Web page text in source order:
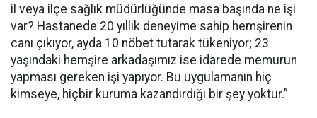
il veya ilçe sağlık müdürlüğünde masa başında ne işi
var? Hastanede 20 yıllık deneyime sahip hemşirenin
canı çıkıyor, ayda 10 nöbet tutarak tükeniyor; 23
yaşındaki hemşire arkadaşımız ise idarede memurun
yapması gereken işi yapıyor. Bu uygulamanın hiç
kimseye, hiçbir kuruma kazandırdığı bir şey yoktur.”